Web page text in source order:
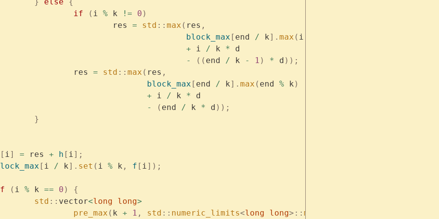
				if
( i % k != 0 )
					res
= std :: max ( res ,
						       block_max
[ end / k]. max ( i
						       +
i / k * d
						       -
(( end / k - 1 ) * d ));
				res
= std :: max ( res ,
					       block_max
[ end / k]. max ( end % k )
					       +
i / k * d
					       -
( end / k * d ));
			}
[ i] = res + h [ i];
block_max
[ i / k]. set ( i % k , f [ i]);
( i % k == 0 )
{
			std
:: vector<long long>
				pre_max
( k + 1 , std :: numeric_limits<long long>:: min